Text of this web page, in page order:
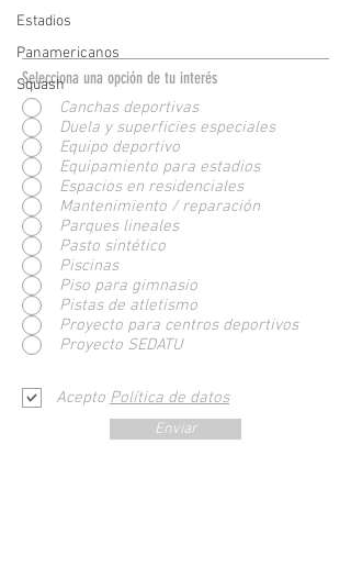
Estadios
Panamericanos
Squash
Selecciona una opción de tu interés
Canchas deportivas
Duela y superficies especiales
Equipo deportivo
Equipamiento para estadios
Espacios en residenciales
Mantenimiento / reparación
Parques lineales
Pasto sintético
Piscinas
Piso para gimnasio
Pistas de atletismo
Proyecto para centros deportivos
Proyecto SEDATU
Acepto Política de datos
Enviar